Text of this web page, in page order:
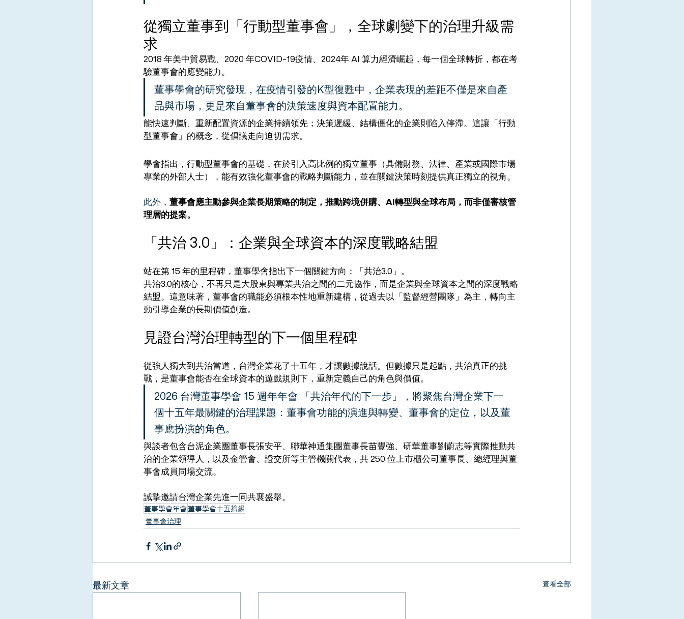
從獨立董事到「行動型董事會」，全球劇變下的治理升級需
求
2018 年美中貿易戰、2020 年COVID-19疫情、2024年 AI 算力經濟崛起，每一個全球轉折，都在考
驗董事會的應變能力。
董事學會的研究發現，在疫情引發的K型復甦中，企業表現的差距不僅是來自產
品與市場，更是來自董事會的決策速度與資本配置能力。
能快速判斷、重新配置資源的企業持續領先；決策遲緩、結構僵化的企業則陷入停滯。這讓「行動
型董事會」的概念，從倡議走向迫切需求。
學會指出，行動型董事會的基礎，在於引入高比例的獨立董事（具備財務、法律、產業或國際市場
專業的外部人士），能有效強化董事會的戰略判斷能力，並在關鍵決策時刻提供真正獨立的視角。
此外， 董事會應主動參與企業長期策略的制定，推動跨境併購、AI轉型與全球布局，而非僅審核管
理層的提案。
「共治 3.0」：企業與全球資本的深度戰略結盟
站在第 15 年的里程碑，董事學會指出下一個關鍵方向：「共治3.0」。
共治3.0的核心，不再只是大股東與專業共治之間的二元協作，而是企業與全球資本之間的深度戰略
結盟。這意味著，董事會的職能必須根本性地重新建構，從過去以「監督經營團隊」為主，轉向主
動引導企業的長期價值創造。
見證台灣治理轉型的下一個里程碑
從強人獨大到共治當道，台灣企業花了十五年，才讓數據說話。但數據只是起點，共治真正的挑
戰，是董事會能否在全球資本的遊戲規則下，重新定義自己的角色與價值。
2026 台灣董事學會 15 週年年會 「共治年代的下一步」，將聚焦台灣企業下一
個十五年最關鍵的治理課題：董事會功能的演進與轉變、董事會的定位，以及董
事應扮演的角色。
與談者包含台泥企業團董事長張安平、聯華神通集團董事長苗豐強、研華董事劉蔚志等實際推動共
治的企業領導人，以及金管會、證交所等主管機關代表，共 250 位上市櫃公司董事長、總經理與董
事會成員同場交流。
誠摯邀請台灣企業先進一同共襄盛舉。
董事學會年會董事學會十五拾級
董事會治理
最新文章 查看全部